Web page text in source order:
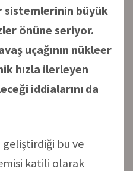
sistemlerinin büyük
önüne seriyor.
uçağının nükleer
hızla ilerleyen
iddialarını da
geliştirdiği bu ve
katili olarak